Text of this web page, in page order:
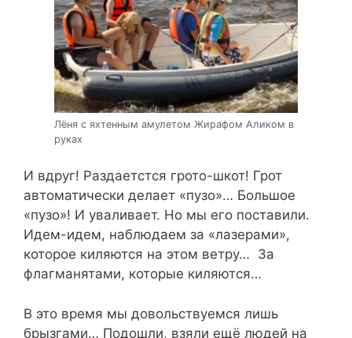
Лёня с яхтенным амулетом Жирафом Аликом в
руках
И вдруг! Раздаетстся грото-шкот! Грот
автоматически делает «пузо»… Большое
«пузо»! И уваливает. Но мы его поставили.
Идем-идем, наблюдаем за «лазерами»,
которое киляются на этом ветру… За
флагманятами, которые киляются…
В это время мы довольствуемся лишь
брызгами… Подошли, взяли ещё людей на